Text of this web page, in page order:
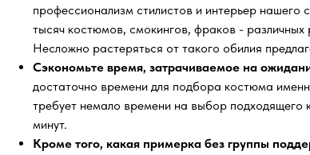
профессионализм стилистов и интерьер нашего
тысяч костюмов, смокингов, фраков -
Несложно растеряться от такого обилия
Сэкономьте время, затрачиваемое на
достаточно времени для подбора костюма
требует немало времени на выбор
минут.
Кроме того, какая примерка без группы